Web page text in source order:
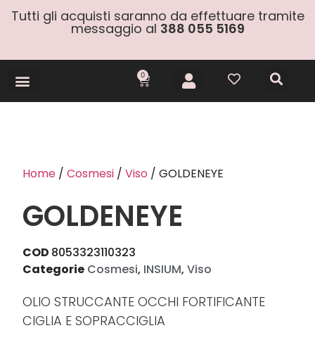
Tutti gli acquisti saranno da effettuare tramite
messaggio al 388 055 5169
0
Home /Cosmesi /Viso / GOLDENEYE
GOLDENEYE
COD 8053323110323
Categorie Cosmesi, INSIUM,Viso
OLIO STRUCCANTE OCCHI FORTIFICANTE
CIGLIA E SOPRACCIGLIA